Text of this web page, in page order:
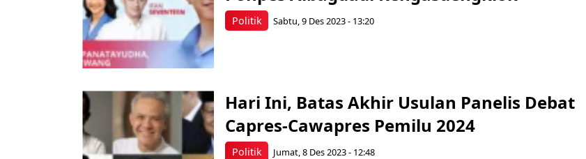
Politik Sabtu, 9 Des 2023 - 13:20
Politik
Hari Ini, Batas Akhir Usulan Panelis Debat
Capres-Cawapres Pemilu 2024
Jumat, 8 Des 2023 - 12:48